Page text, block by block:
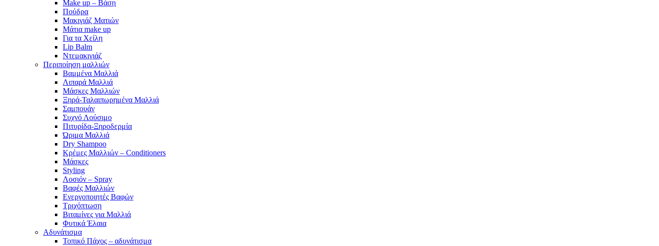
Make up – Βάση
Πούδρα
Μακιγιάζ Ματιών
Μάτια make up
Για τα Χείλη
Lip Balm
Ντεμακιγιάζ
Περιποίηση μαλλιών
Βαμμένα Μαλλιά
Λιπαρά Μαλλιά
Μάσκες Μαλλιών
Ξηρά-Ταλαιπωρημένα Μαλλιά
Σαμπουάν
Συχνό Λούσιμο
Πιτυρίδα-Ξηροδερμία
Ώριμα Μαλλιά
Dry Shampoo
Κρέμες Μαλλιών – Conditioners
Μάσκες
Styling
Λοσιόν – Spray
Βαφές Μαλλιών
Ενεργοποιητές Βαφών
Τριχόπτωση
Βιταμίνες για Μαλλιά
Φυτικά Έλαια
Αδυνάτισμα
Τοπικό Πάχος – αδυνάτισμα